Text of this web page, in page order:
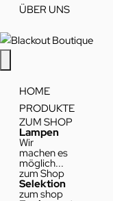
ÜBER UNS
HOME
PRODUKTE
ZUM SHOP
Lampen
Wir
machen es
möglich...
zum Shop
Selektion
zum shop